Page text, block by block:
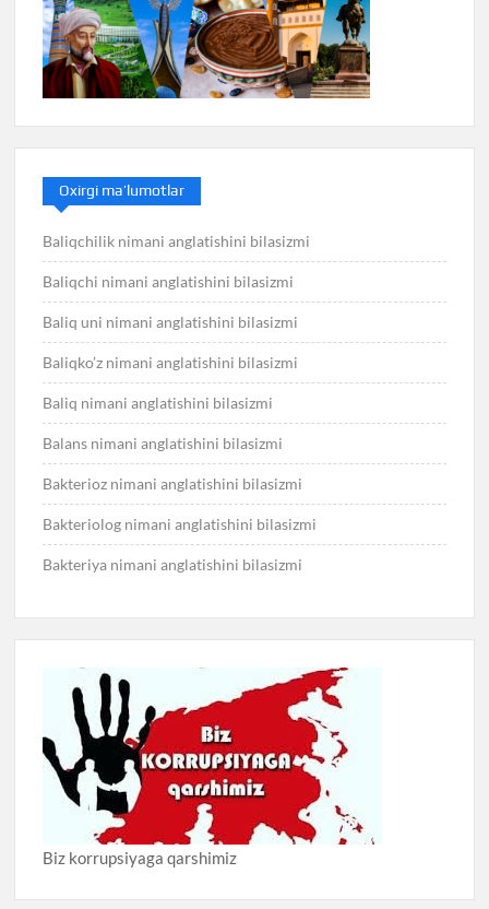
Oxirgi ma’lumotlar
Baliqchilik nimani anglatishini bilasizmi
Baliqchi nimani anglatishini bilasizmi
Baliq uni nimani anglatishini bilasizmi
Baliqko’z nimani anglatishini bilasizmi
Baliq nimani anglatishini bilasizmi
Balans nimani anglatishini bilasizmi
Bakterioz nimani anglatishini bilasizmi
Bakteriolog nimani anglatishini bilasizmi
Bakteriya nimani anglatishini bilasizmi
Biz korrupsiyaga qarshimiz